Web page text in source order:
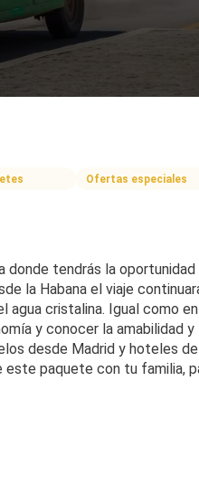
Ofertas especiales
tendrás la
la Habana el viaje
cristalina. Igual como
y conocer la amabilidad
desde Madrid y hoteles
paquete con tu familia,